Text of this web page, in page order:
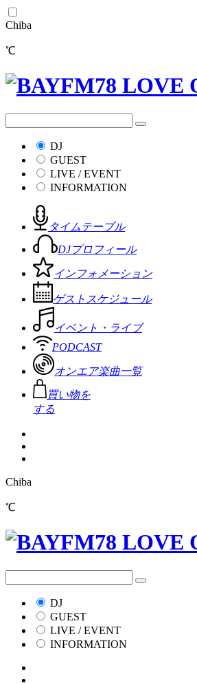
Chiba
℃
DJ
GUEST
LIVE / EVENT
INFORMATION
タイムテーブル
DJプロフィール
インフォメーション
ゲストスケジュール
イベント・ライブ
PODCAST
オンエア楽曲一覧
買い物を
する
Chiba
℃
DJ
GUEST
LIVE / EVENT
INFORMATION